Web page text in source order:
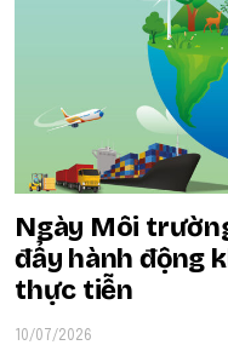
Ngày Môi
đẩy hành động
thực tiễn
10/07/2026